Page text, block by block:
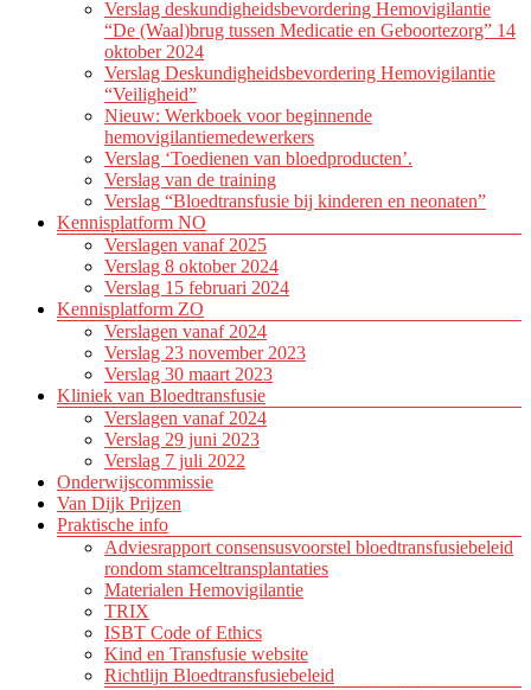
Verslag deskundigheidsbevordering Hemovigilantie
“De (Waal)brug tussen Medicatie en Geboortezorg” 14
oktober 2024
Verslag Deskundigheidsbevordering Hemovigilantie
“Veiligheid”
Nieuw: Werkboek voor beginnende
hemovigilantiemedewerkers
Verslag ‘Toedienen van bloedproducten’.
Verslag van de training
Verslag “Bloedtransfusie bij kinderen en neonaten”
Kennisplatform NO
Verslagen vanaf 2025
Verslag 8 oktober 2024
Verslag 15 februari 2024
Kennisplatform ZO
Verslagen vanaf 2024
Verslag 23 november 2023
Verslag 30 maart 2023
Kliniek van Bloedtransfusie
Verslagen vanaf 2024
Verslag 29 juni 2023
Verslag 7 juli 2022
Onderwijscommissie
Van Dijk Prijzen
Praktische info
Adviesrapport consensusvoorstel bloedtransfusiebeleid
rondom stamceltransplantaties
Materialen Hemovigilantie
TRIX
ISBT Code of Ethics
Kind en Transfusie website
Richtlijn Bloedtransfusiebeleid